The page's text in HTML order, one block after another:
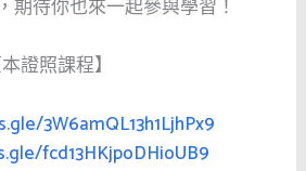
期待你也來一起參與學習！
證照課程】
3W6amQL13h1LjhPx9
fcd13HKjpoDHioUB9